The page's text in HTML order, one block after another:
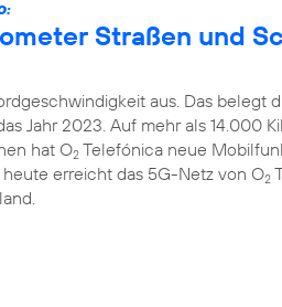
Straßen und
aus. Das belegt
Jahr 2023. Auf mehr als 14.000
hat O2 Telefónica neue
erreicht das 5G-Netz von O2